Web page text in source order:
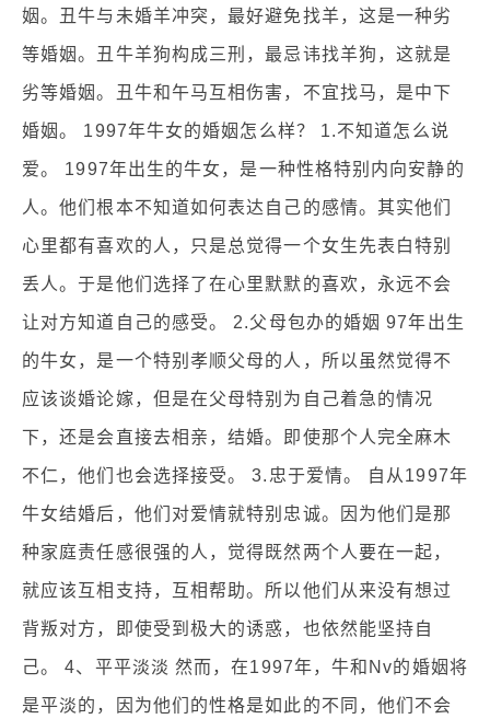
姻。丑牛与未婚羊冲突，最好避免找羊，这是一种劣
等婚姻。丑牛羊狗构成三刑，最忌讳找羊狗，这就是
劣等婚姻。丑牛和午马互相伤害，不宜找马，是中下
婚姻。 1997年牛女的婚姻怎么样？ 1.不知道怎么说
爱。 1997年出生的牛女，是一种性格特别内向安静的
人。他们根本不知道如何表达自己的感情。其实他们
心里都有喜欢的人，只是总觉得一个女生先表白特别
丢人。于是他们选择了在心里默默的喜欢，永远不会
让对方知道自己的感受。 2.父母包办的婚姻 97年出生
的牛女，是一个特别孝顺父母的人，所以虽然觉得不
应该谈婚论嫁，但是在父母特别为自己着急的情况
下，还是会直接去相亲，结婚。即使那个人完全麻木
不仁，他们也会选择接受。 3.忠于爱情。 自从1997年
牛女结婚后，他们对爱情就特别忠诚。因为他们是那
种家庭责任感很强的人，觉得既然两个人要在一起，
就应该互相支持，互相帮助。所以他们从来没有想过
背叛对方，即使受到极大的诱惑，也依然能坚持自
己。 4、平平淡淡 然而，在1997年，牛和Nv的婚姻将
是平淡的，因为他们的性格是如此的不同，他们不会